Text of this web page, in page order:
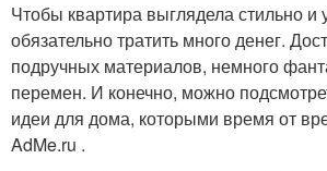
Чтобы квартира выглядела стильно и
обязательно тратить много денег.
подручных материалов, немного
перемен. И конечно, можно
идеи для дома, которыми время от
AdMe.ru .